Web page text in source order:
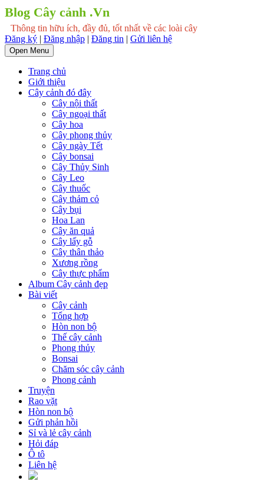
Blog Cây cảnh .Vn
Thông tin hữu ích, đầy đủ, tốt nhất về các loài cây
Đăng ký | Đăng nhập | Đăng tin | Gửi liên hệ
Open Menu
Trang chủ
Giới thiệu
Cây cảnh đó đây
Cây nội thất
Cây ngoại thất
Cây hoa
Cây phong thủy
Cây ngày Tết
Cây bonsai
Cây Thủy Sinh
Cây Leo
Cây thuốc
Cây thảm cỏ
Cây bụi
Hoa Lan
Cây ăn quả
Cây lấy gỗ
Cây thân thảo
Xương rồng
Cây thực phẩm
Album Cây cảnh đẹp
Bài viết
Cây cảnh
Tổng hợp
Hòn non bộ
Thế cây cảnh
Phong thủy
Bonsai
Chăm sóc cây cảnh
Phong cảnh
Truyện
Rao vặt
Hòn non bộ
Gửi phản hồi
Sỉ và lẻ cây cảnh
Hỏi đáp
Ô tô
Liên hệ